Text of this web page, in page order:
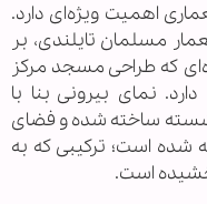
اهمیت ویژه‌ای دارد.
مسلمان تایلندی، بر
که طراحی مسجد مرکز
نمای بیرونی بنا با
ساخته شده و فضای
شده است؛ ترکیبی که به
است.